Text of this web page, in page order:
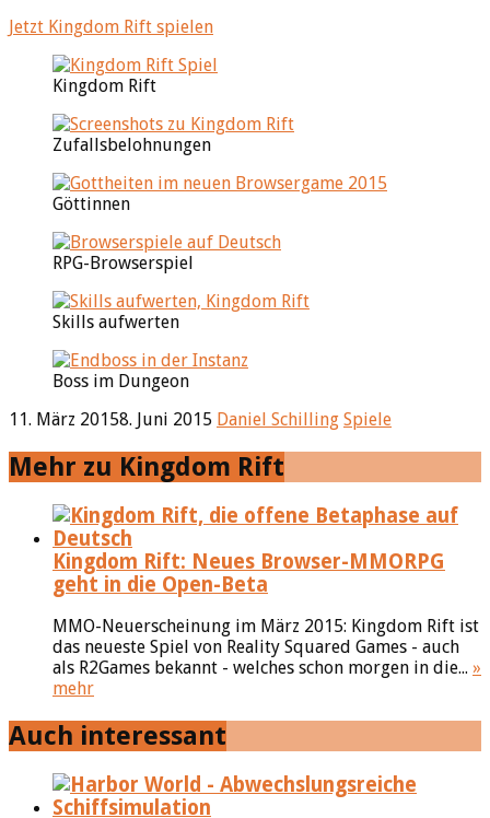
Jetzt Kingdom Rift spielen
Kingdom Rift
Zufallsbelohnungen
Göttinnen
RPG-Browserspiel
Skills aufwerten
Boss im Dungeon
11. März 20158. Juni 2015 Daniel Schilling Spiele
Mehr zu Kingdom Rift
Kingdom Rift: Neues Browser-MMORPG
geht in die Open-Beta
MMO-Neuerscheinung im März 2015: Kingdom Rift ist
das neueste Spiel von Reality Squared Games - auch
als R2Games bekannt - welches schon morgen in die... »
mehr
Auch interessant